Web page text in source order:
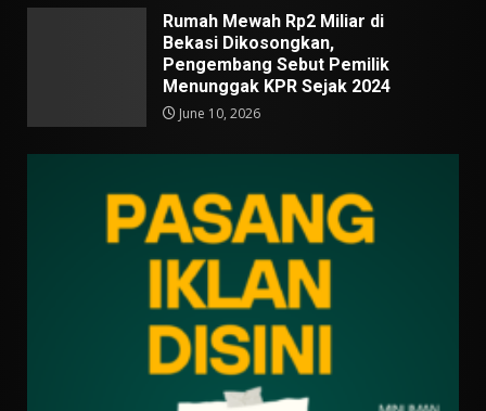
Rumah Mewah Rp2 Miliar di
Bekasi Dikosongkan,
Pengembang Sebut Pemilik
Menunggak KPR Sejak 2024
June 10, 2026